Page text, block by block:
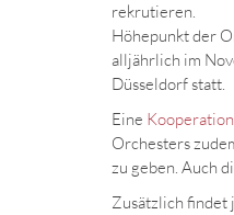
rekrutieren.
Höhepunkt der
alljährlich im
Düsseldorf statt.
Eine Kooperation
Orchesters
zu geben. Auch
Zusätzlich findet